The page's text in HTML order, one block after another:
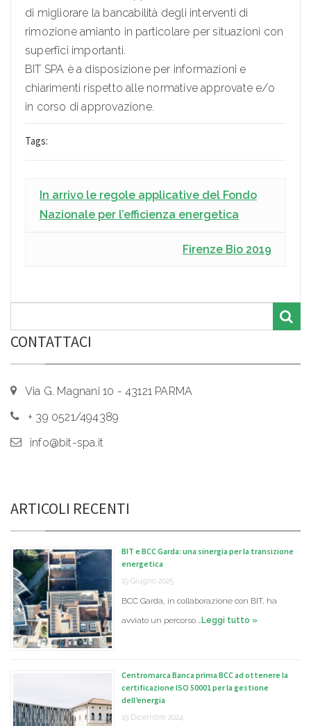
di migliorare la bancabilità degli interventi di
rimozione amianto in particolare per situazioni con
superfici importanti.
BIT SPA è a disposizione per informazioni e
chiarimenti rispetto alle normative approvate e/o
in corso di approvazione.
Tags:
In arrivo le regole applicative del Fondo
Nazionale per l’efficienza energetica
Firenze Bio 2019
CONTATTACI
Via G. Magnani 10 - 43121 PARMA
+ 39 0521/494389
info@bit-spa.it
ARTICOLI RECENTI
BIT e BCC Garda: una sinergia per la transizione
energetica
19 Giugno 2025
BCC Garda, in collaborazione con BIT, ha
avviato un percorso …Leggi tutto »
Centromarca Banca prima BCC ad ottenere la
certificazione ISO 50001 per la gestione
dell’energia
19 Dicembre 2024